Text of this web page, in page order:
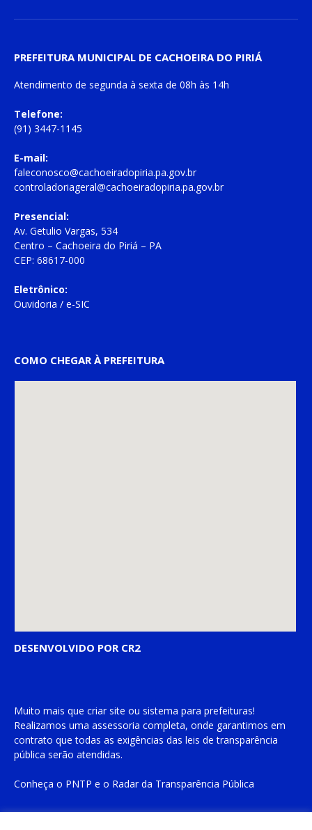
PREFEITURA MUNICIPAL DE CACHOEIRA DO PIRIÁ
Atendimento de segunda à sexta de 08h às 14h
Telefone:
(91) 3447-1145
E-mail:
faleconosco@cachoeiradopiria.pa.gov.br
controladoriageral@cachoeiradopiria.pa.gov.br
Presencial:
Av. Getulio Vargas, 534
Centro – Cachoeira do Piriá – PA
CEP: 68617-000
Eletrônico:
Ouvidoria / e-SIC
COMO CHEGAR À PREFEITURA
DESENVOLVIDO POR CR2
Muito mais que criar site ou sistema para prefeituras!
Realizamos uma assessoria completa, onde garantimos em
contrato que todas as exigências das leis de transparência
pública serão atendidas.
Conheça o PNTP e o Radar da Transparência Pública